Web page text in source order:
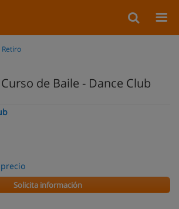
Retiro
Curso de Baile - Dance Club
Solicita información